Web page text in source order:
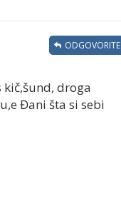
droga
Đani šta si sebi
ODGOVORITE